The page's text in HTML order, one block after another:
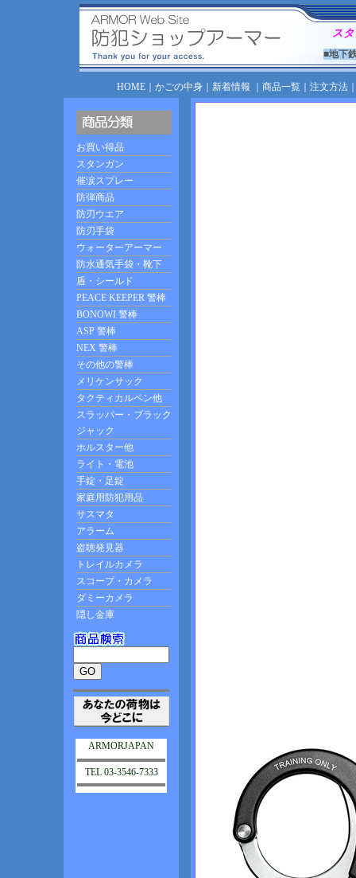
ス
■地下
HOME｜ かごの中身｜ 新着情報 商品一覧｜ 注文方法
ARMORJAPAN
TEL 03-3546-7333